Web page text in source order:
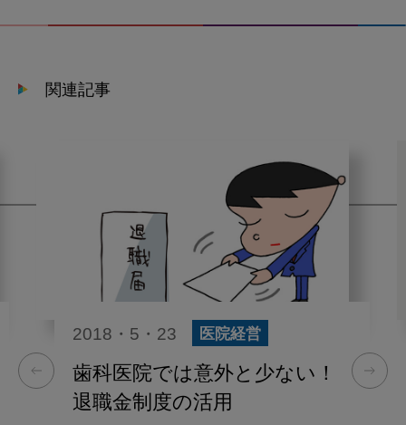
関連記事
2018・5・23 医院経営
歯科医院では意外と少ない！
退職金制度の活用